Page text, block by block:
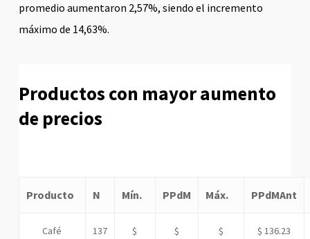
promedio aumentaron 2,57%, siendo el incremento
máximo de 14,63%.
Productos con mayor aumento
de precios
Producto N Mí­n. PPdM Máx. PPdMAnt
Café
137
$
$
$
$ 136.23